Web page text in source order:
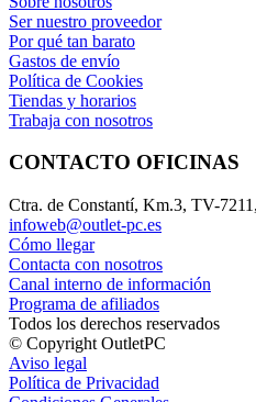
Ser nuestro proveedor
Por qué tan barato
Gastos de envío
Política de Cookies
Tiendas y horarios
Trabaja con nosotros
CONTACTO OFICINAS
Ctra. de Constantí, Km.3, TV-
infoweb@outlet-pc.es
Cómo llegar
Contacta con nosotros
Canal interno de información
Programa de afiliados
Todos los derechos reservados
© Copyright OutletPC
Aviso legal
Política de Privacidad